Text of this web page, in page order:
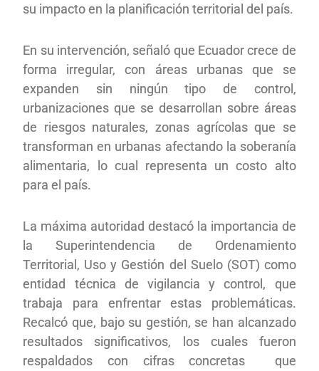
su impacto en la planificación territorial del país.
En su intervención, señaló que Ecuador crece de
forma irregular, con áreas urbanas que se
expanden sin ningún tipo de control,
urbanizaciones que se desarrollan sobre áreas
de riesgos naturales, zonas agrícolas que se
transforman en urbanas afectando la soberanía
alimentaria, lo cual representa un costo alto
para el país.
La máxima autoridad destacó la importancia de
la Superintendencia de Ordenamiento
Territorial, Uso y Gestión del Suelo (SOT) como
entidad técnica de vigilancia y control, que
trabaja para enfrentar estas problemáticas.
Recalcó que, bajo su gestión, se han alcanzado
resultados significativos, los cuales fueron
respaldados con cifras concretas que